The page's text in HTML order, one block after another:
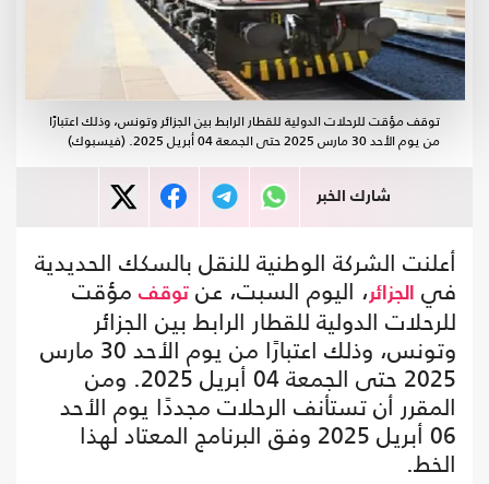
توقف مؤقت للرحلات الدولية للقطار الرابط بين الجزائر وتونس، وذلك اعتبارًا
من يوم الأحد 30 مارس 2025 حتى الجمعة 04 أبريل 2025. (فيسبوك)
شارك الخبر
أعلنت الشركة الوطنية للنقل بالسكك الحديدية
في الجزائر ، اليوم السبت، عن توقف مؤقت
للرحلات الدولية للقطار الرابط بين الجزائر
وتونس، وذلك اعتبارًا من يوم الأحد 30 مارس
2025 حتى الجمعة 04 أبريل 2025. ومن
المقرر أن تستأنف الرحلات مجددًا يوم الأحد
06 أبريل 2025 وفق البرنامج المعتاد لهذا
الخط.